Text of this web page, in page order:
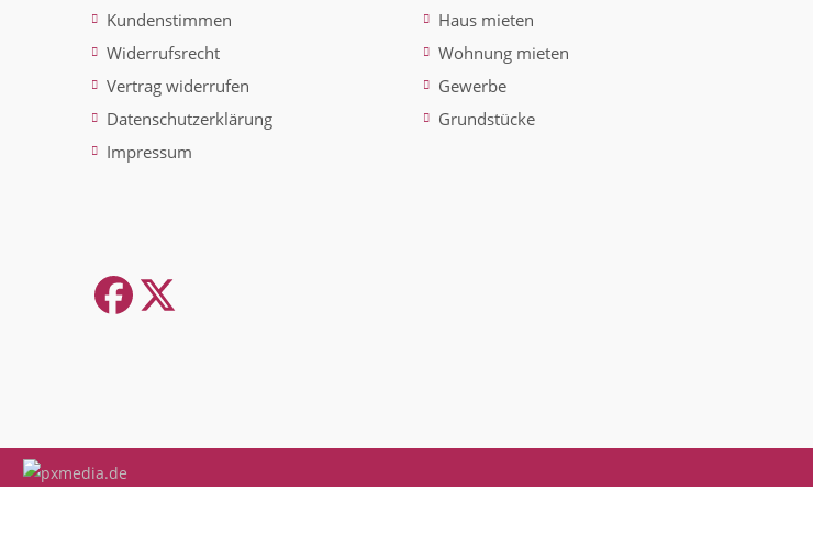
Kundenstimmen
Widerrufsrecht
Vertrag widerrufen
Datenschutzerklärung
Impressum
Haus mieten
Wohnung mieten
Gewerbe
Grundstücke
Facebook
Twitter